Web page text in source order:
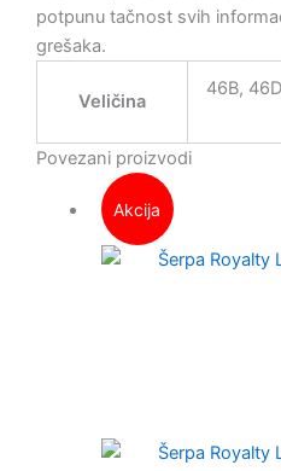
potpunu tačnost svih
grešaka.
Veličina
46B,
Povezani proizvodi
Akcija